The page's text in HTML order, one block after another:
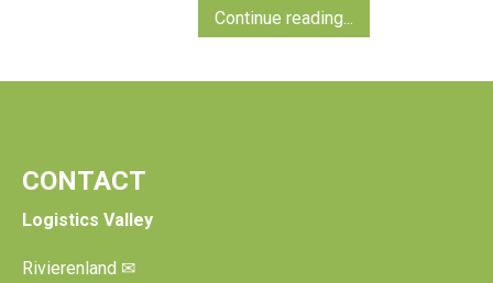
Continue reading...
CONTACT
Logistics Valley
Rivierenland ✉